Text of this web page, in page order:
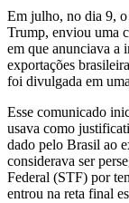
Em julho, no dia 9,
Trump, enviou uma
em que anunciava a
exportações
foi divulgada em
Esse comunicado
usava como
dado pelo Brasil ao
considerava ser
Federal (STF) por
entrou na reta final